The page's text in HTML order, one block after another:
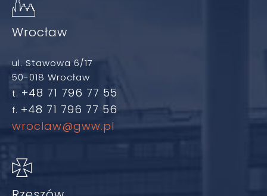
Wrocław
ul. Stawowa 6/17
50-018 Wrocław
t. +48 71 796 77 55
f. +48 71 796 77 56
wroclaw@gww.pl